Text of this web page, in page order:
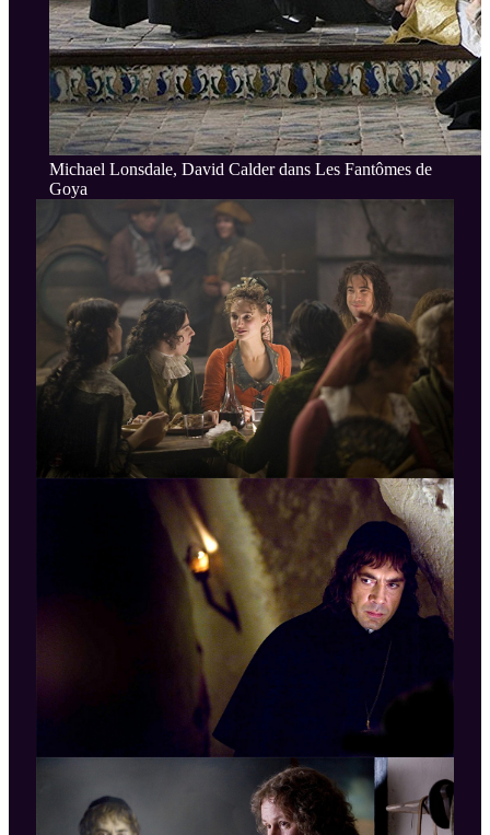
Michael Lonsdale, David Calder dans Les Fantômes de
Goya